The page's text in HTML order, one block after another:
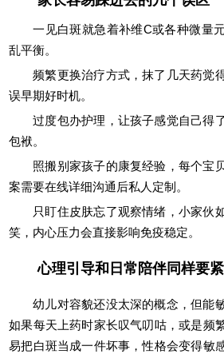
一见白斑就急着补维C或各种微量
乱平衡。
频繁更换治疗方式，抹了几天药觉
误早期好时机。
过度包办护理，让孩子感觉自己得
包袱。
照搬别家孩子的康复经验，每个宝
案需要在线详细沟通后私人定制。
只盯住皮肤忘了观察情绪，小家伙
笑，内心压力会直接影响免疫稳定。
心理引导和日常陪伴同样要紧
幼儿对容貌还没太深的概念，但能
如果每天上药时家长叹气叨咕，或是频
易把白斑当成一件坏事，性格会变得敏